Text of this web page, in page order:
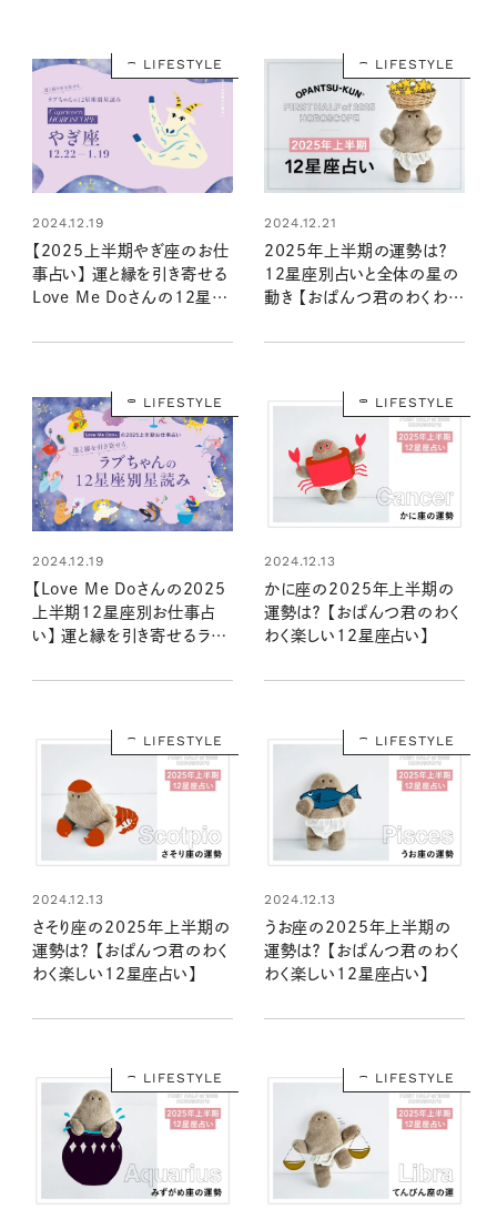
LIFESTYLE
2024.12.19
【2025上半期やぎ座のお仕
事占い】 運と縁を引き寄せる
Love Me Doさんの12星座
LIFESTYLE
2024.12.21
2025年上半期の運勢は？
12星座別占いと全体の星の
動き 【おぱんつ君のわくわく
LIFESTYLE
2024.12.19
【Love Me Doさんの2025
上半期12星座別お仕事占
い】 運と縁を引き寄せるラブ
LIFESTYLE
2024.12.13
かに座の2025年上半期の
運勢は？ 【おぱんつ君のわく
わく楽しい12星座占い】
LIFESTYLE
2024.12.13
さそり座の2025年上半期の
運勢は？ 【おぱんつ君のわく
わく楽しい12星座占い】
LIFESTYLE
2024.12.13
うお座の2025年上半期の
運勢は？ 【おぱんつ君のわく
わく楽しい12星座占い】
LIFESTYLE LIFESTYLE